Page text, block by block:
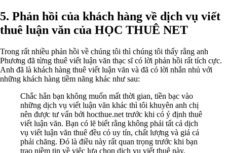
5. Phản hồi của khách hàng về dịch vụ viết
thuê luận văn của HỌC THUÊ NET
Trong rất nhiều phản hồi về chúng tôi thì chúng tôi thấy rằng anh
Phương đã từng thuê viết luận văn thạc sĩ có lời phản hồi rất tích cực.
Anh đã là khách hàng thuê viết luận văn và đã có lời nhắn nhủ với
những khách hàng tiềm năng khác như sau:
Chắc hẳn bạn không muốn mất thời gian, tiền bạc vào
những dịch vụ viết luận văn khác thì tôi khuyên anh chị
nên được tư vấn bởi hocthue.net trước khi có ý định thuê
viết luận văn. Bạn có lẽ biết rằng không phải tất cả dịch
vụ viết luận văn thuê đều có uy tín, chất lượng và giá cả
phải chăng. Đó là điều này rất quan trọng trước khi bạn
trao niềm tin về việc lựa chọn dịch vụ viết thuê này.